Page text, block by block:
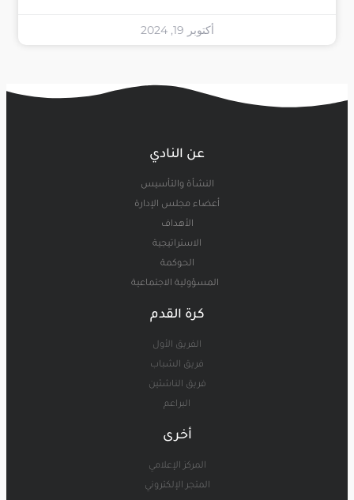
أكتوبر 19, 2024
عن النادي
النشأة والتأسيس
أعضاء مجلس الإدارة
الأهداف
الاستراتيجية
الحوكمة
المسؤولية الاجتماعية
كرة القدم
الفريق الأول
فريق الشباب
فريق الناشئين
البراعم
أخرى
المركز الإعلامي
المتجر الإلكتروني